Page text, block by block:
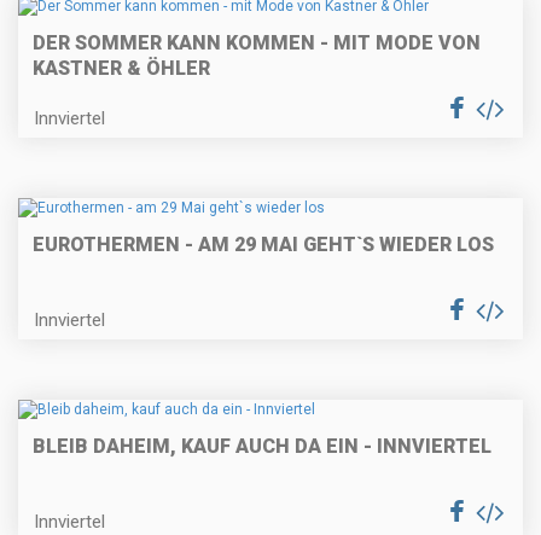
DER SOMMER KANN KOMMEN - MIT MODE VON
KASTNER & ÖHLER
Innviertel
EUROTHERMEN - AM 29 MAI GEHT`S WIEDER LOS
Innviertel
BLEIB DAHEIM, KAUF AUCH DA EIN - INNVIERTEL
Innviertel